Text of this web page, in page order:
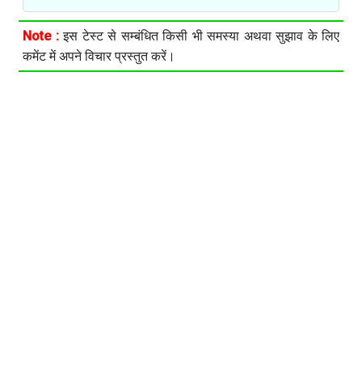
Note :इस टेस्ट से सम्बंधित किसी भी समस्या अथवा सुझाव के लिए
कमेंट में अपने विचार प्रस्तुत करें।